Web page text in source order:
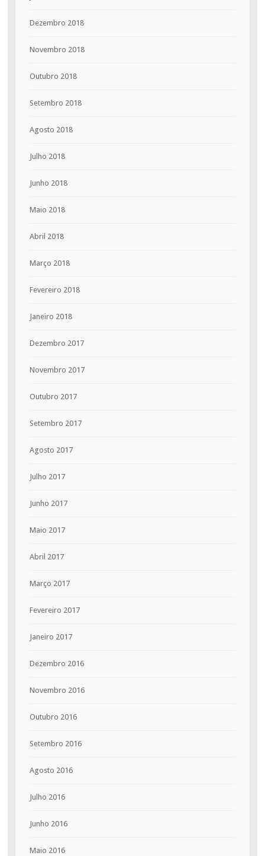
Dezembro 2018
Novembro 2018
Outubro 2018
Setembro 2018
Agosto 2018
Julho 2018
Junho 2018
Maio 2018
Abril 2018
Março 2018
Fevereiro 2018
Janeiro 2018
Dezembro 2017
Novembro 2017
Outubro 2017
Setembro 2017
Agosto 2017
Julho 2017
Junho 2017
Maio 2017
Abril 2017
Março 2017
Fevereiro 2017
Janeiro 2017
Dezembro 2016
Novembro 2016
Outubro 2016
Setembro 2016
Agosto 2016
Julho 2016
Junho 2016
Maio 2016